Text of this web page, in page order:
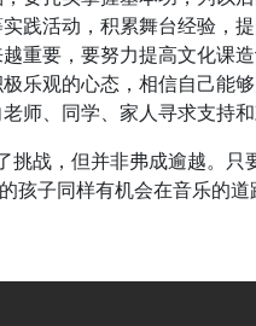
践活动，积累舞台经验，提
重要，要努力提高文化课造
乐观的心态，相信自己能够
师、同学、家人寻求支持和
挑战，但并非弗成逾越。
孩子同样有机会在音乐的